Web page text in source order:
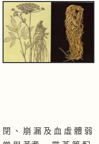
、 崩 漏 及 血 虛 體 弱